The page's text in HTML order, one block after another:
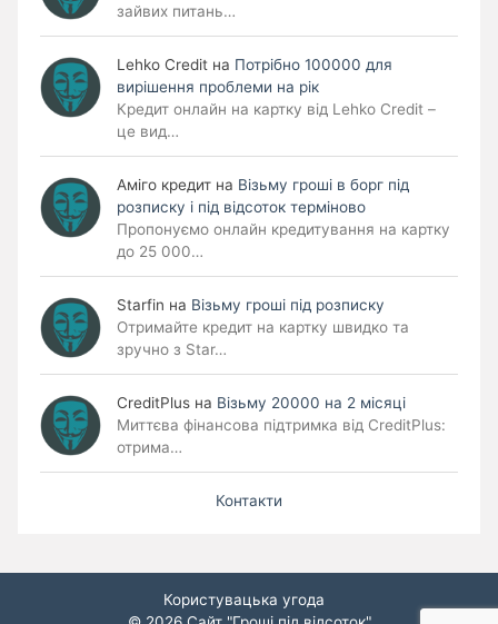
зайвих питань…
Lehko Сredit на Потрібно 100000 для
вирішення проблеми на рік
Кредит онлайн на картку від Lehko Credit –
це вид…
Аміго кредит на Візьму гроші в борг під
розписку і під відсоток терміново
Пропонуємо онлайн кредитування на картку
до 25 000…
Starfin на Візьму гроші під розписку
Отримайте кредит на картку швидко та
зручно з Star…
CreditPlus на Візьму 20000 на 2 місяці
Миттєва фінансова підтримка від CreditPlus:
отрима…
Контакти
Користувацька угода